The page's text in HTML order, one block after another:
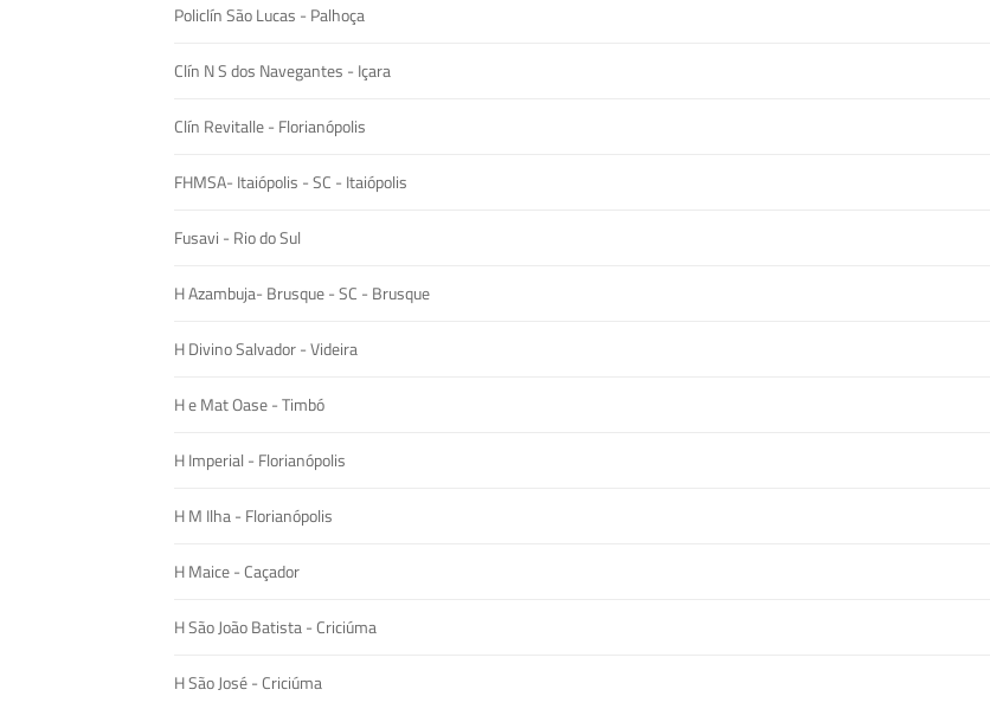
Policlín São Lucas - Palhoça
Clín N S dos Navegantes - Içara
Clín Revitalle - Florianópolis
FHMSA- Itaiópolis - SC - Itaiópolis
Fusavi - Rio do Sul
H Azambuja- Brusque - SC - Brusque
H Divino Salvador - Videira
H e Mat Oase - Timbó
H Imperial - Florianópolis
H M Ilha - Florianópolis
H Maice - Caçador
H São João Batista - Criciúma
H São José - Criciúma